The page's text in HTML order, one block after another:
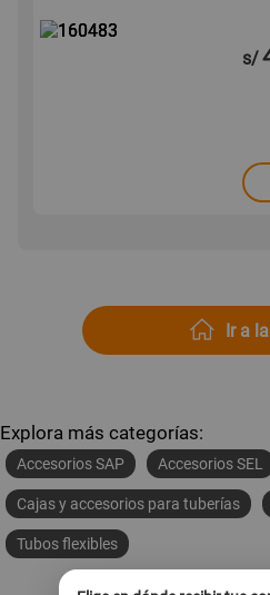
s/
Ir a
Explora más categorías:
Accesorios SAP Accesorios SEL
Cajas y accesorios para tuberías
Tubos flexibles